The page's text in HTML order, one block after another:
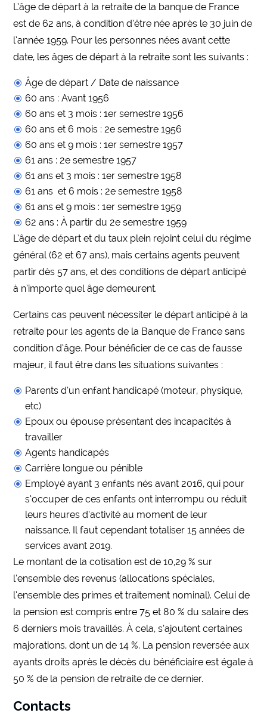
L’âge de départ à la retraite de la banque de France
est de 62 ans, à condition d’être née après le 30 juin de
l’année 1959. Pour les personnes nées avant cette
date, les âges de départ à la retraite sont les suivants :
Âge de départ / Date de naissance
60 ans : Avant 1956
60 ans et 3 mois : 1er semestre 1956
60 ans et 6 mois : 2e semestre 1956
60 ans et 9 mois : 1er semestre 1957
61 ans : 2e semestre 1957
61 ans et 3 mois : 1er semestre 1958
61 ans et 6 mois : 2e semestre 1958
61 ans et 9 mois : 1er semestre 1959
62 ans : À partir du 2e semestre 1959
L’âge de départ et du taux plein rejoint celui du régime
général (62 et 67 ans), mais certains agents peuvent
partir dès 57 ans, et des conditions de départ anticipé
à n’importe quel âge demeurent.
Certains cas peuvent nécessiter le départ anticipé à la
retraite pour les agents de la Banque de France sans
condition d’âge. Pour bénéficier de ce cas de fausse
majeur, il faut être dans les situations suivantes :
Parents d’un enfant handicapé (moteur, physique,
etc)
Epoux ou épouse présentant des incapacités à
travailler
Agents handicapés
Carrière longue ou pénible
Employé ayant 3 enfants nés avant 2016, qui pour
s’occuper de ces enfants ont interrompu ou réduit
leurs heures d’activité au moment de leur
naissance. Il faut cependant totaliser 15 années de
services avant 2019.
Le montant de la cotisation est de 10,29 % sur
l’ensemble des revenus (allocations spéciales,
l’ensemble des primes et traitement nominal). Celui de
la pension est compris entre 75 et 80 % du salaire des
6 derniers mois travaillés. À cela, s’ajoutent certaines
majorations, dont un de 14 %. La pension reversée aux
ayants droits après le décès du bénéficiaire est égale à
50 % de la pension de retraite de ce dernier.
Contacts